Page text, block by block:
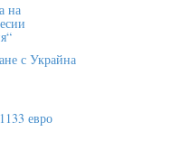
на
с Украйна
евро